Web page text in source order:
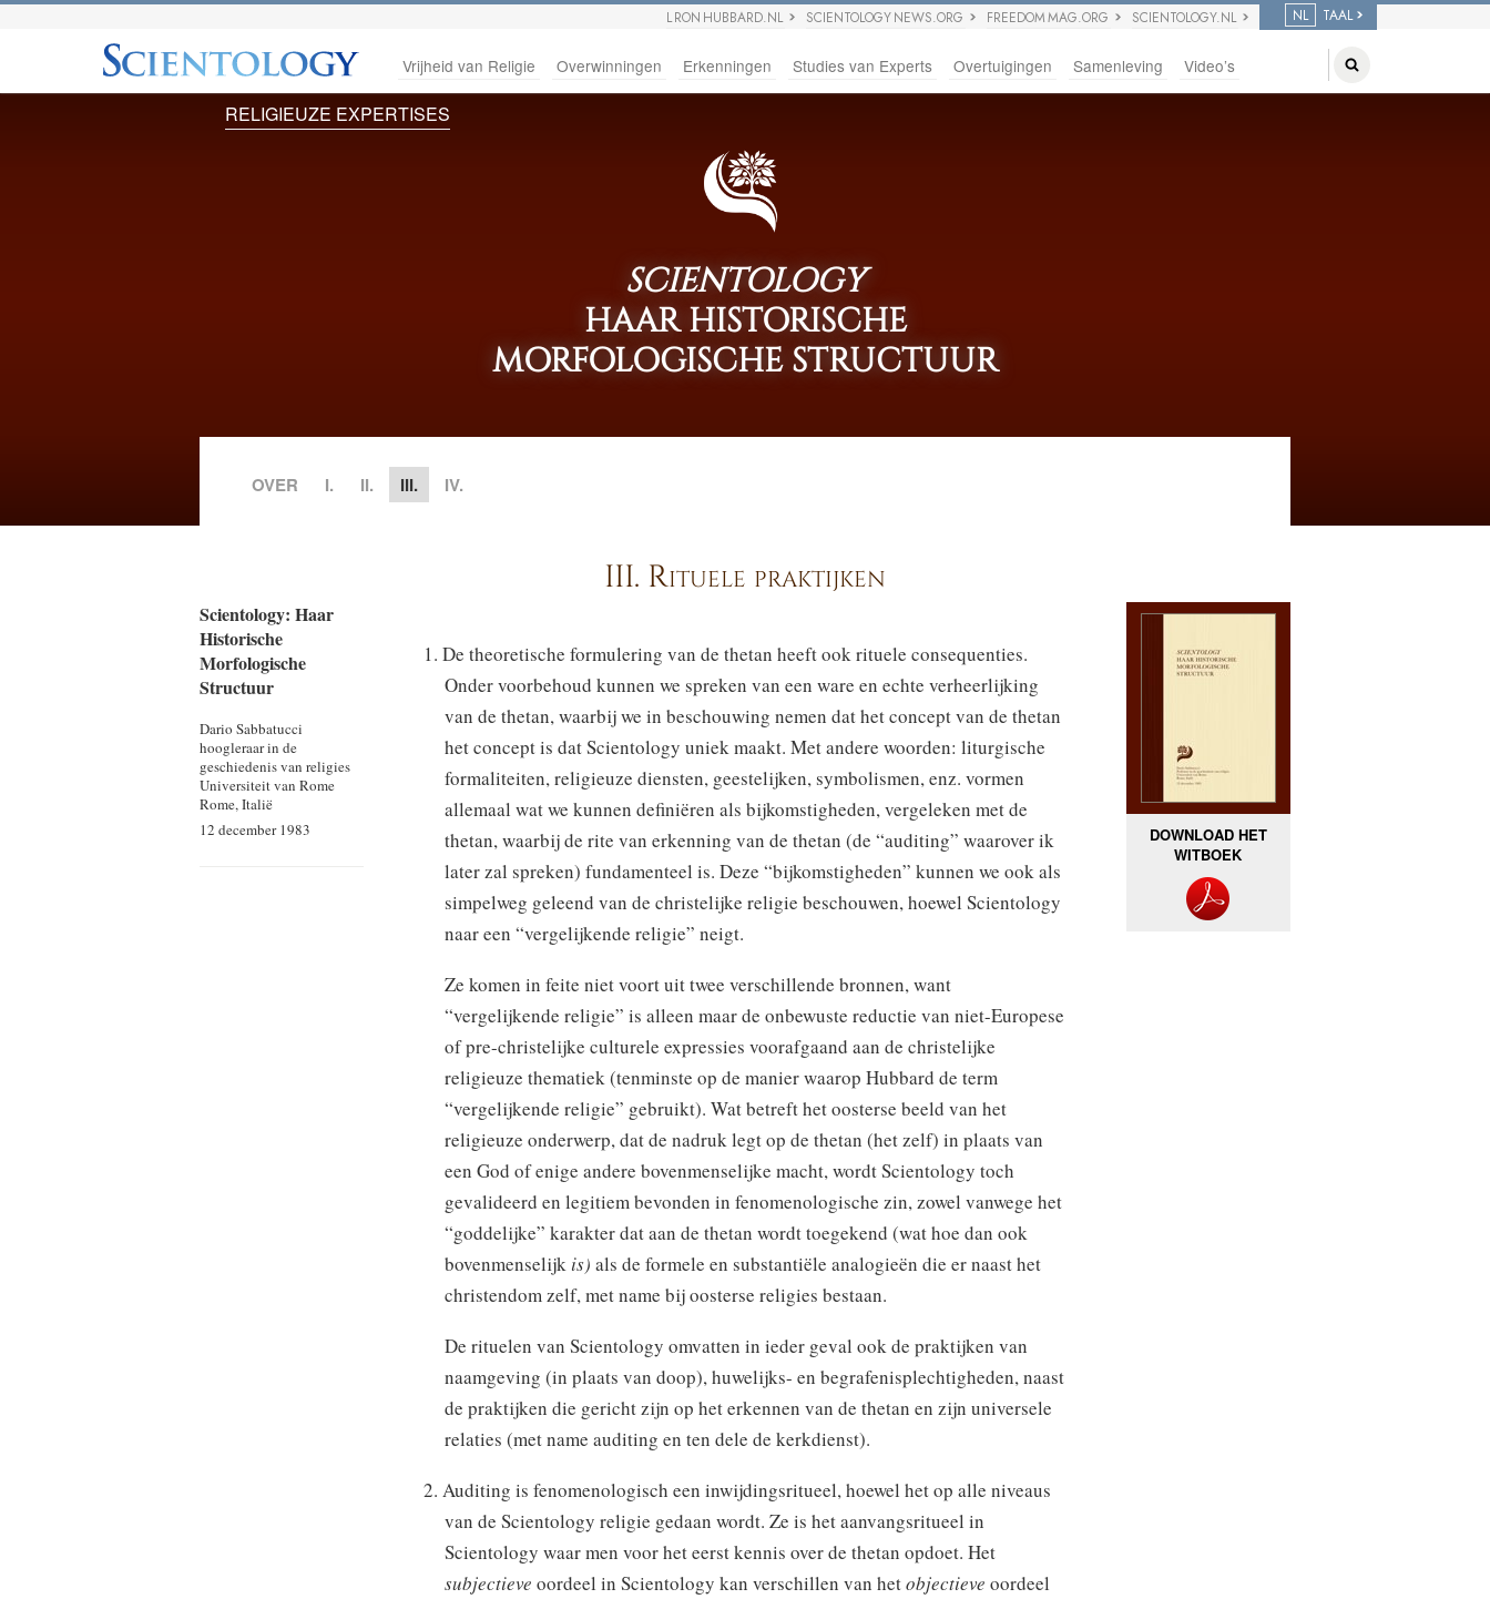
L RON HUBBARD.NL SCIENTOLOGY NEWS.ORG FREEDOM MAG.ORG SCIENTOLOGY.NL NL TAAL
Vrijheid van Religie Overwinningen Erkenningen Studies van Experts Overtuigingen Samenleving Video’s
RELIGIEUZE EXPERTISES
SCIENTOLOGY
HAAR HISTORISCHE
MORFOLOGISCHE STRUCTUUR
OVER I. II. III. IV.
Scientology: Haar
Historische
Morfologische
Structuur
Dario Sabbatucci
hoogleraar in de
geschiedenis van religies
Universiteit van Rome
Rome, Italië
12 december 1983
III. Rituele praktijken
1. De theoretische formulering van de thetan heeft ook rituele consequenties.
Onder voorbehoud kunnen we spreken van een ware en echte verheerlijking
van de thetan, waarbij we in beschouwing nemen dat het concept van de thetan
het concept is dat Scientology uniek maakt. Met andere woorden: liturgische
formaliteiten, religieuze diensten, geestelijken, symbolismen, enz. vormen
allemaal wat we kunnen definiëren als bijkomstigheden, vergeleken met de
thetan, waarbij de rite van erkenning van de thetan (de “auditing” waarover ik
later zal spreken) fundamenteel is. Deze “bijkomstigheden” kunnen we ook als
simpelweg geleend van de christelijke religie beschouwen, hoewel Scientology
naar een “vergelijkende religie” neigt.
Ze komen in feite niet voort uit twee verschillende bronnen, want
“vergelijkende religie” is alleen maar de onbewuste reductie van niet-Europese
of pre-christelijke culturele expressies voorafgaand aan de christelijke
religieuze thematiek (tenminste op de manier waarop Hubbard de term
“vergelijkende religie” gebruikt). Wat betreft het oosterse beeld van het
religieuze onderwerp, dat de nadruk legt op de thetan (het zelf) in plaats van
een God of enige andere bovenmenselijke macht, wordt Scientology toch
gevalideerd en legitiem bevonden in fenomenologische zin, zowel vanwege het
“goddelijke” karakter dat aan de thetan wordt toegekend (wat hoe dan ook
bovenmenselijk is) als de formele en substantiële analogieën die er naast het
christendom zelf, met name bij oosterse religies bestaan.
De rituelen van Scientology omvatten in ieder geval ook de praktijken van
naamgeving (in plaats van doop), huwelijks- en begrafenisplechtigheden, naast
de praktijken die gericht zijn op het erkennen van de thetan en zijn universele
relaties (met name auditing en ten dele de kerkdienst).
2. Auditing is fenomenologisch een inwijdingsritueel, hoewel het op alle niveaus
van de Scientology religie gedaan wordt. Ze is het aanvangsritueel in
Scientology waar men voor het eerst kennis over de thetan opdoet. Het
subjectieve oordeel in Scientology kan verschillen van hetobjectieve oordeel
DOWNLOAD HET
WITBOEK